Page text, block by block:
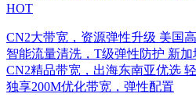
HOT
CN2大带宽，资源弹性升级 美国
智能流量清洗，T级弹性防护 新加
CN2精品带宽，出海东南亚优选
独享200M优化带宽，弹性配置